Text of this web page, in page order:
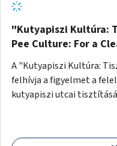
"Kutyapiszi Kultúra:
Pee Culture: For a
A "Kutyapiszi Kultúra:
felhívja a figyelmet a
kutyapiszi utcai
palack vízzel öblítsék le